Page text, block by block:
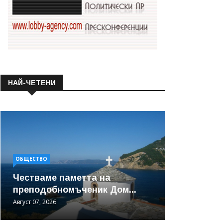
НАЙ-ЧЕТЕНИ
ОБЩЕСТВО
Честваме паметта на
преподобномъченик Дом...
Август 07, 2026